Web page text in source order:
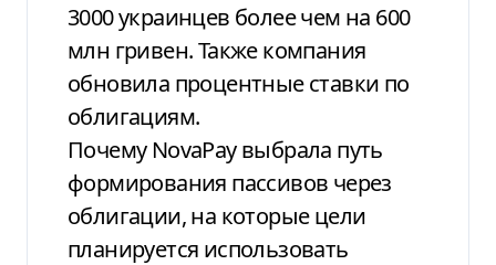
3000 украинцев более чем на 600
млн гривен. Также компания
обновила процентные ставки по
облигациям.
Почему NovaPay выбрала путь
формирования пассивов через
облигации, на которые цели
планируется использовать